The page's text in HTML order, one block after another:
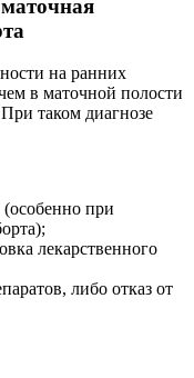
на ранних
в маточной полости
таком диагнозе
при
лекарственного
либо отказ от